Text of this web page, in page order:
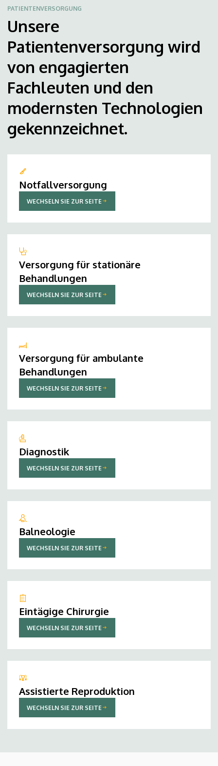
PATIENTENVERSORGUNG
Unsere
Patientenversorgung wird
von engagierten
Fachleuten und den
modernsten Technologien
gekennzeichnet.
Notfallversorgung
WECHSELN SIE ZUR SEITE
Versorgung für stationäre
Behandlungen
WECHSELN SIE ZUR SEITE
Versorgung für ambulante
Behandlungen
WECHSELN SIE ZUR SEITE
Diagnostik
WECHSELN SIE ZUR SEITE
Balneologie
WECHSELN SIE ZUR SEITE
Eintägige Chirurgie
WECHSELN SIE ZUR SEITE
Assistierte Reproduktion
WECHSELN SIE ZUR SEITE